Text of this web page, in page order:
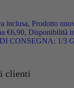
inclusa, Prodotto
€6,90, Disponibilità
CONSEGNA: 1/3
clienti